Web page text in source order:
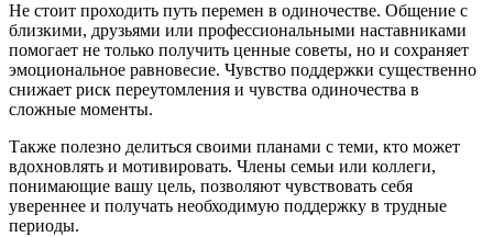
Не стоит проходить путь перемен в одиночестве. Общение с
близкими, друзьями или профессиональными наставниками
помогает не только получить ценные советы, но и сохраняет
эмоциональное равновесие. Чувство поддержки существенно
снижает риск переутомления и чувства одиночества в
сложные моменты.
Также полезно делиться своими планами с теми, кто может
вдохновлять и мотивировать. Члены семьи или коллеги,
понимающие вашу цель, позволяют чувствовать себя
увереннее и получать необходимую поддержку в трудные
периоды.